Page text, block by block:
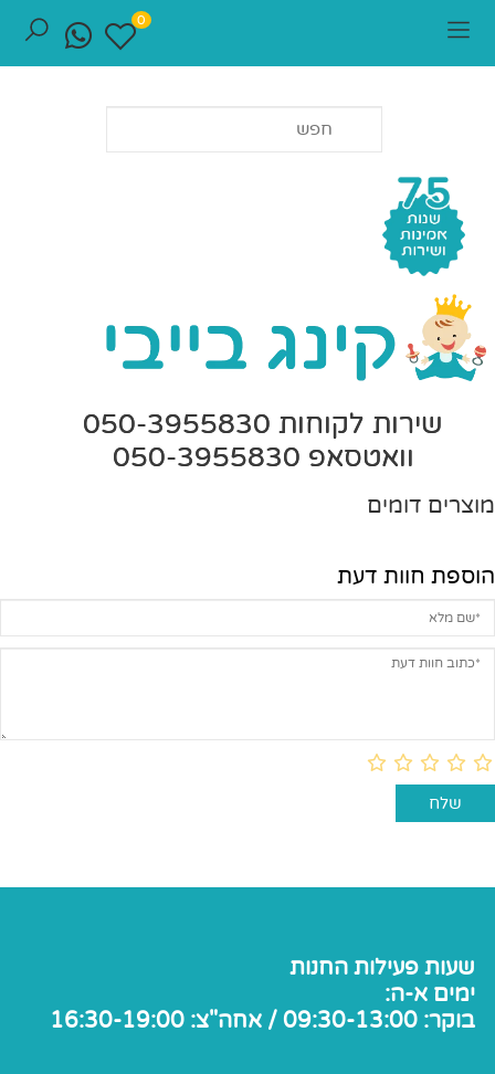
שירות לקוחות 050-3955830
וואטסאפ 050-3955830
0
מוצרים דומים
הוספת חוות דעת
שעות פעילות החנות
ימים א-ה:
בוקר: 09:30-13:00 / אחה"צ: 16:30-19:00